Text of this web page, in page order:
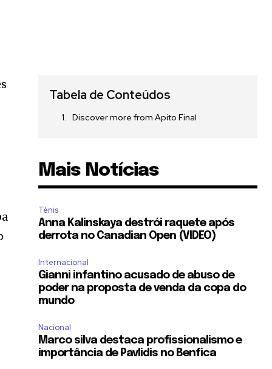
Tabela de Conteúdos
Discover more from Apito Final
Mais Notícias
Ténis
Anna Kalinskaya destrói raquete após
derrota no Canadian Open (VIDEO)
Internacional
Gianni infantino acusado de abuso de
poder na proposta de venda da copa do
mundo
Nacional
Marco silva destaca profissionalismo e
importância de Pavlidis no Benfica